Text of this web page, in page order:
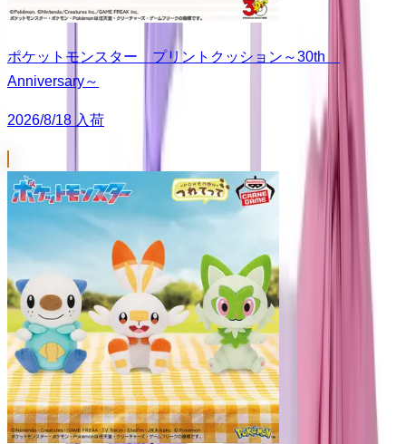
ポケットモンスター プリントクッション～30th
Anniversary～
2026/8/18 入荷